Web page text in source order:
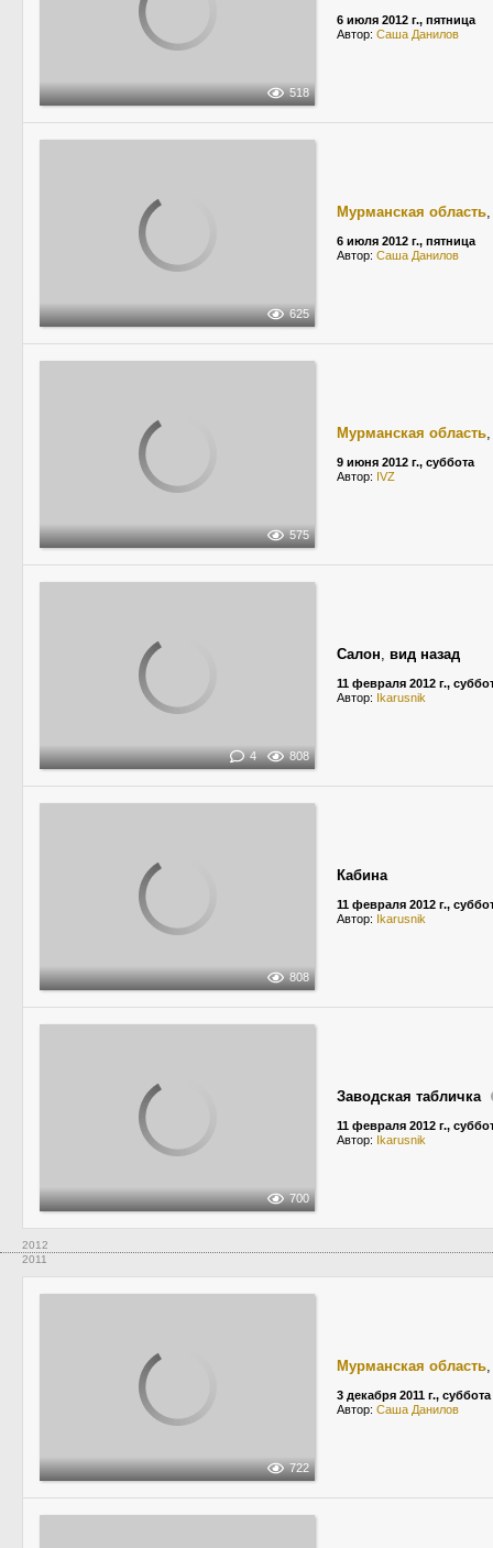
518
6 июля 2012 г., пятница
Автор: Саша Данилов
625
Мурманская область
6 июля 2012 г., пятница
Автор: Саша Данилов
575
Мурманская область
9 июня 2012 г., суббота
Автор: IVZ
4 808
Салон, вид назад
11 февраля 2012 г.,
Автор: Ikarusnik
808
Кабина
11 февраля 2012 г.,
Автор: Ikarusnik
700
Заводская табличка
11 февраля 2012 г.,
Автор: Ikarusnik
2012
2011
722
Мурманская область
3 декабря 2011 г., суббота
Автор: Саша Данилов